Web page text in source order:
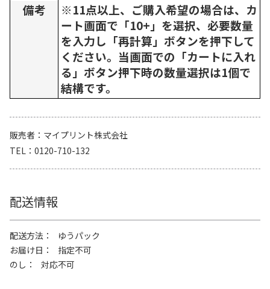
備考
※11点以上、ご購入希望の場合は、カ
ート画面で「10+」を選択、必要数量
を入力し「再計算」ボタンを押下して
ください。当画面での「カートに入れ
る」ボタン押下時の数量選択は1個で
結構です。
販売者
マイプリント株式会社
TEL
0120-710-132
配送情報
配送方法
ゆうパック
お届け日
指定不可
のし
対応不可